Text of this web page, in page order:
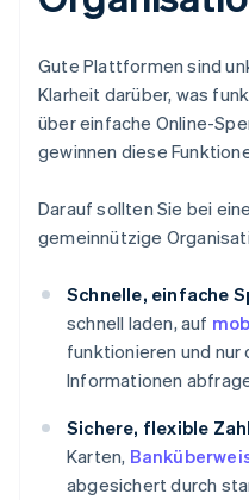
Gute Plattformen sind
Klarheit darüber, was
über einfache Online-
gewinnen diese
Darauf sollten Sie bei
gemeinnützige
Schnelle, einfache
schnell laden, auf
funktionieren und nur
Informationen
Sichere, flexible
Karten,
abgesichert durch